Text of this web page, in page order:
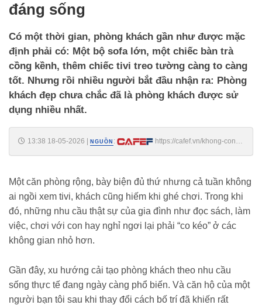
đáng sống
Có một thời gian, phòng khách gần như được mặc
định phải có: Một bộ sofa lớn, một chiếc bàn trà
cồng kềnh, thêm chiếc tivi treo tường càng to càng
tốt. Nhưng rồi nhiều người bắt đầu nhận ra: Phòng
khách đẹp chưa chắc đã là phòng khách được sử
dụng nhiều nhất.
13:38 18-05-2026 NGUỒN :
https://cafef.vn/khong-con-
Một căn phòng rộng, bày biện đủ thứ nhưng cả tuần không
ai ngồi xem tivi, khách cũng hiếm khi ghé chơi. Trong khi
đó, những nhu cầu thật sự của gia đình như đọc sách, làm
việc, chơi với con hay nghỉ ngơi lại phải “co kéo” ở các
không gian nhỏ hơn.
Gần đây, xu hướng cải tạo phòng khách theo nhu cầu
sống thực tế đang ngày càng phổ biến. Và căn hộ của một
người bạn tôi sau khi thay đổi cách bố trí đã khiến rất